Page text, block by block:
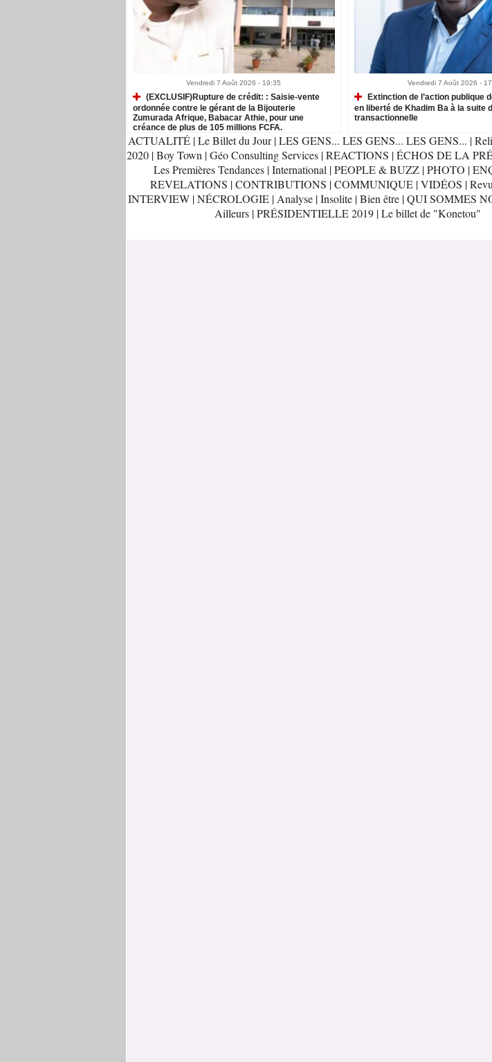
Vendredi 7 Août 2026 - 19:35
(EXCLUSIF)Rupture de crédit: : Saisie-vente
ordonnée contre le gérant de la Bijouterie
Zumurada Afrique, Babacar Athie, pour une
créance de plus de 105 millions FCFA.
Vendredi 7 Août 2026 -
Extinction de l’action publique
en liberté de Khadim Ba à la suite
transactionnelle
ACTUALITÉ |Le Billet du Jour |LES GENS... LES GENS... LES GENS... |
2020 |Boy Town |Géo Consulting Services |REACTIONS |ÉCHOS DE LA
Les Premières Tendances |International |PEOPLE & BUZZ |PHOTO |
REVELATIONS |CONTRIBUTIONS |COMMUNIQUE |VIDÉOS |
INTERVIEW |NÉCROLOGIE |Analyse |Insolite |Bien être |QUI SOMMES
Ailleurs |PRÉSIDENTIELLE 2019 |Le billet de "Konetou"